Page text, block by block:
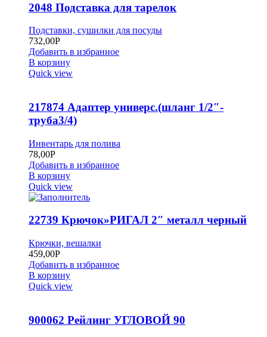
2048 Подставка для тарелок
Подставки, сушилки для посуды
732,00Р
Добавить в избранное
В корзину
Quick view
217874 Адаптер универс.(шланг 1/2″-
труба3/4)
Инвентарь для полива
78,00Р
Добавить в избранное
В корзину
Quick view
22739 Крючок»РИГАЛ 2″ металл черный
Крючки, вешалки
459,00Р
Добавить в избранное
В корзину
Quick view
900062 Рейлинг УГЛОВОЙ 90